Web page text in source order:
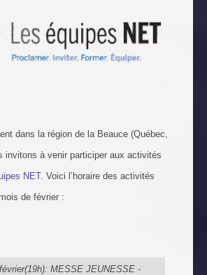
dans la région de la Beauce (Québec,
invitons à venir participer aux activités
NET. Voici l’horaire des activités
de février :
MESSE JEUNESSE -